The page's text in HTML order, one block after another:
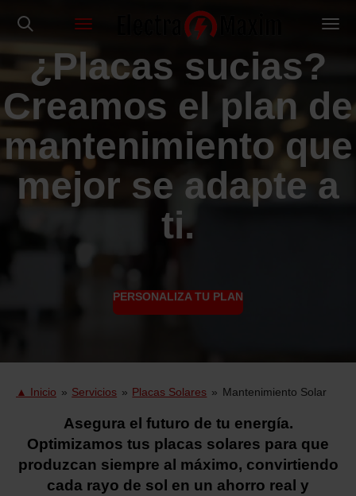
contenido
principal
¿Placas sucias?
Creamos el plan de
mantenimiento que
mejor se adapte a
ti.
PERSONALIZA TU PLAN
▲ Inicio » Servicios » Placas Solares » Mantenimiento Solar
Asegura el futuro de tu energía.
Optimizamos tus placas solares para que
produzcan siempre al máximo, convirtiendo
cada rayo de sol en un ahorro real y